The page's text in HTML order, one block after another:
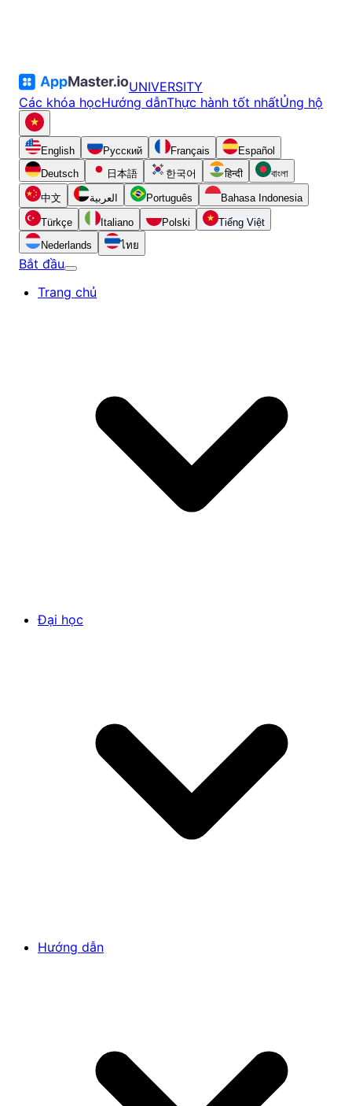
UNIVERSITY
Các khóa họcHướng dẫnThực hành tốt nhấtỦng hộ
English Русский Français
Español
Deutsch
日本語 한국어 हिन्दी বাংলা
中文 العربية Português Bahasa Indonesia
Türkçe Italiano Polski
Tiếng Việt
Nederlands
ไทย
Bắt đầu
Trang chủ
Đại học
Hướng dẫn